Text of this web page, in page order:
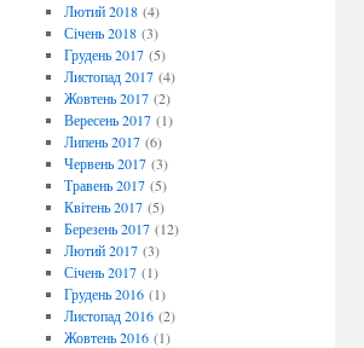
Лютий 2018(4)
Січень 2018(3)
Грудень 2017(5)
Листопад 2017(4)
Жовтень 2017(2)
Вересень 2017(1)
Липень 2017(6)
Червень 2017(3)
Травень 2017(5)
Квітень 2017(5)
Березень 2017(12)
Лютий 2017(3)
Січень 2017(1)
Грудень 2016(1)
Листопад 2016(2)
Жовтень 2016(1)